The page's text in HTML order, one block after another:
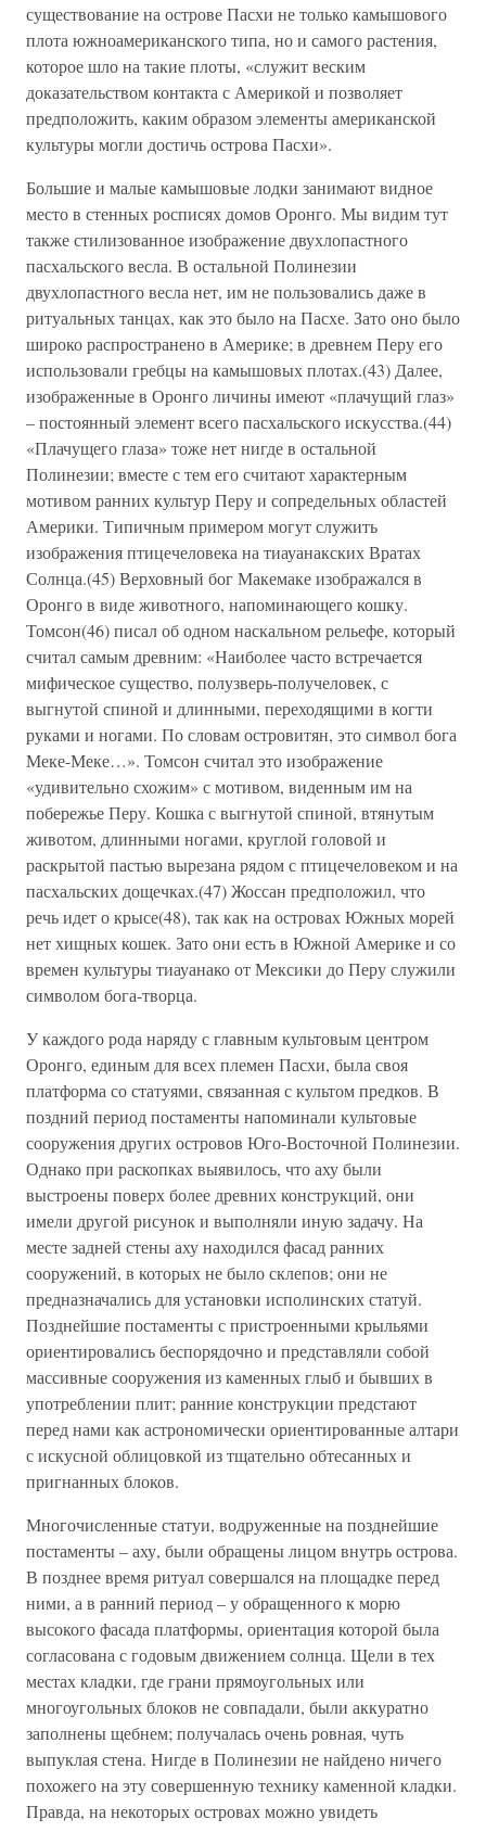
существование на острове Пасхи не только камышового
плота южноамериканского типа, но и самого растения,
которое шло на такие плоты, «служит веским
доказательством контакта с Америкой и позволяет
предположить, каким образом элементы американской
культуры могли достичь острова Пасхи».
Большие и малые камышовые лодки занимают видное
место в стенных росписях домов Оронго. Мы видим тут
также стилизованное изображение двухлопастного
пасхальского весла. В остальной Полинезии
двухлопастного весла нет, им не пользовались даже в
ритуальных танцах, как это было на Пасхе. Зато оно было
широко распространено в Америке; в древнем Перу его
использовали гребцы на камышовых плотах.(43) Далее,
изображенные в Оронго личины имеют «плачущий глаз»
– постоянный элемент всего пасхальского искусства.(44)
«Плачущего глаза» тоже нет нигде в остальной
Полинезии; вместе с тем его считают характерным
мотивом ранних культур Перу и сопредельных областей
Америки. Типичным примером могут служить
изображения птицечеловека на тиауанакских Вратах
Солнца.(45) Верховный бог Макемаке изображался в
Оронго в виде животного, напоминающего кошку.
Томсон(46) писал об одном наскальном рельефе, который
считал самым древним: «Наиболее часто встречается
мифическое существо, полузверь-получеловек, с
выгнутой спиной и длинными, переходящими в когти
руками и ногами. По словам островитян, это символ бога
Меке-Меке…». Томсон считал это изображение
«удивительно схожим» с мотивом, виденным им на
побережье Перу. Кошка с выгнутой спиной, втянутым
животом, длинными ногами, круглой головой и
раскрытой пастью вырезана рядом с птицечеловеком и на
пасхальских дощечках.(47) Жоссан предположил, что
речь идет о крысе(48), так как на островах Южных морей
нет хищных кошек. Зато они есть в Южной Америке и со
времен культуры тиауанако от Мексики до Перу служили
символом бога-творца.
У каждого рода наряду с главным культовым центром
Оронго, единым для всех племен Пасхи, была своя
платформа со статуями, связанная с культом предков. В
поздний период постаменты напоминали культовые
сооружения других островов Юго-Восточной Полинезии.
Однако при раскопках выявилось, что аху были
выстроены поверх более древних конструкций, они
имели другой рисунок и выполняли иную задачу. На
месте задней стены аху находился фасад ранних
сооружений, в которых не было склепов; они не
предназначались для установки исполинских статуй.
Позднейшие постаменты с пристроенными крыльями
ориентировались беспорядочно и представляли собой
массивные сооружения из каменных глыб и бывших в
употреблении плит; ранние конструкции предстают
перед нами как астрономически ориентированные алтари
с искусной облицовкой из тщательно обтесанных и
пригнанных блоков.
Многочисленные статуи, водруженные на позднейшие
постаменты – аху, были обращены лицом внутрь острова.
В позднее время ритуал совершался на площадке перед
ними, а в ранний период – у обращенного к морю
высокого фасада платформы, ориентация которой была
согласована с годовым движением солнца. Щели в тех
местах кладки, где грани прямоугольных или
многоугольных блоков не совпадали, были аккуратно
заполнены щебнем; получалась очень ровная, чуть
выпуклая стена. Нигде в Полинезии не найдено ничего
похожего на эту совершенную технику каменной кладки.
Правда, на некоторых островах можно увидеть